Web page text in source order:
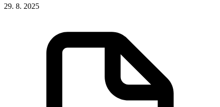
29. 8. 2025